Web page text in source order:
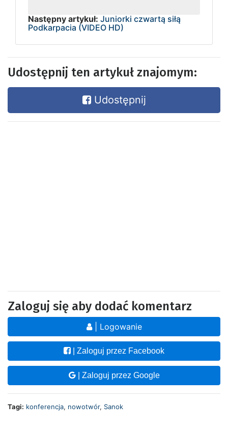
Następny artykuł: Juniorki czwartą siłą
Podkarpacia (VIDEO HD)
Udostępnij ten artykuł znajomym:
Udostępnij
Zaloguj się aby dodać komentarz
| Logowanie
| Zaloguj przez Facebook
| Zaloguj przez Google
Tagi: konferencja, nowotwór, Sanok